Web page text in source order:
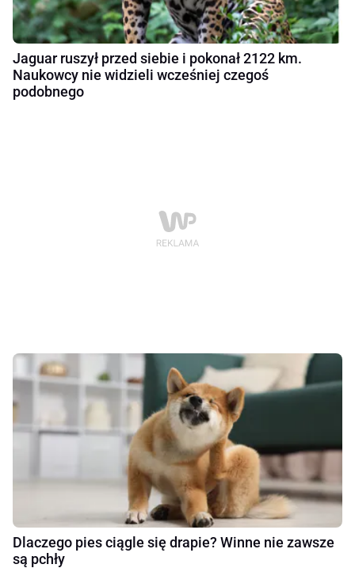
Jaguar ruszył przed siebie i pokonał 2122 km.
Naukowcy nie widzieli wcześniej czegoś
podobnego
Dlaczego pies ciągle się drapie? Winne nie zawsze
są pchły